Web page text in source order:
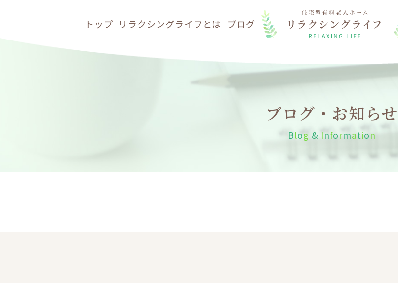
トップ リラクシングライフとは ブログ
ブログ・お知らせ
Blog & Information